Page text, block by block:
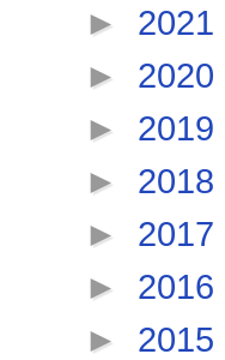
► 2021
► 2020
► 2019
► 2018
► 2017
► 2016
► 2015